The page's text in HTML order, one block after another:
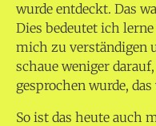
wurde entdeckt. Das
Dies bedeutet ich
mich zu verständigen
schaue weniger
gesprochen wurde,
So ist das heute auch